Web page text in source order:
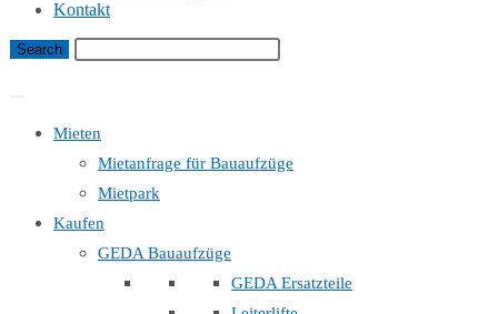
Kontakt
Mieten
Mietanfrage für Bauaufzüge
Mietpark
Kaufen
GEDA Bauaufzüge
GEDA Ersatzteile